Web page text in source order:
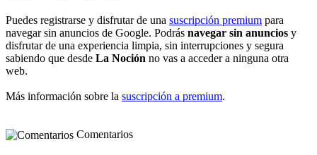
Puedes registrarse y disfrutar de una suscripción premium para
navegar sin anuncios de Google. Podrás navegar sin anuncios y
disfrutar de una experiencia limpia, sin interrupciones y segura
sabiendo que desde La Noción no vas a acceder a ninguna otra
web.
Más información sobre la suscripción a premium.
Comentarios